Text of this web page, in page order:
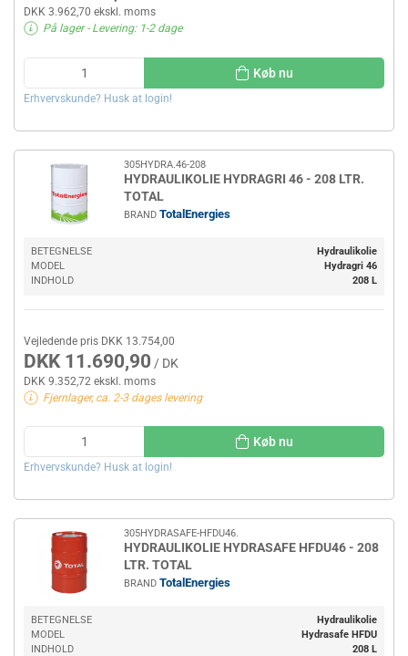
DKK 3.962,70 ekskl. moms
På lager- Levering: 1-2 dage
Køb nu
Erhvervskunde? Husk at login!
305HYDRA.46-208
HYDRAULIKOLIE HYDRAGRI 46 - 208 LTR.
TOTAL
BRAND TotalEnergies
BETEGNELSE
Hydraulikolie
MODEL
Hydragri 46
INDHOLD
208 L
Vejledende pris DKK 13.754,00
DKK 11.690,90 / DK
DKK 9.352,72 ekskl. moms
Fjernlager, ca. 2-3 dages levering
Køb nu
Erhvervskunde? Husk at login!
305HYDRASAFE-HFDU46.
HYDRAULIKOLIE HYDRASAFE HFDU46 - 208
LTR. TOTAL
BRAND TotalEnergies
BETEGNELSE
Hydraulikolie
MODEL
Hydrasafe HFDU
INDHOLD
208 L